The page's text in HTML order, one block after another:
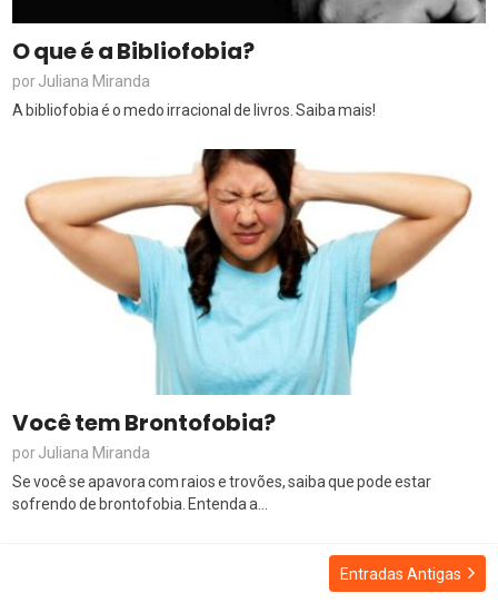
O que é a Bibliofobia?
porJuliana Miranda
A bibliofobia é o medo irracional de livros. Saiba mais!
Você tem Brontofobia?
porJuliana Miranda
Se você se apavora com raios e trovões, saiba que pode estar
sofrendo de brontofobia. Entenda a...
Entradas Antigas